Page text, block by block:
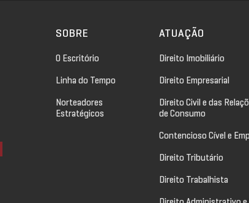
SOBRE
O Escritório
Linha do Tempo
Norteadores
Estratégicos
ATUAÇÃO
Direito Imobiliário
Direito Empresarial
Direito Civil e das
de Consumo
Contencioso Cível e
Direito Tributário
Direito Trabalhista